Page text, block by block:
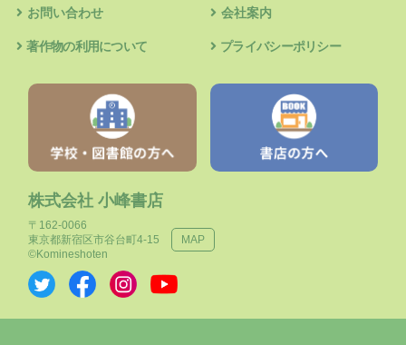
株式会社 小峰書店
〒162-0066
東京都新宿区市谷台町4-15
MAP
©Komineshoten
お問い合わせ 会社案内
著作物の利用について プライバシーポリシー